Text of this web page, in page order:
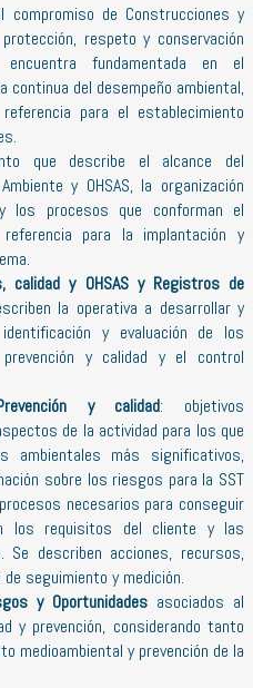
compromiso de Construcciones y
respeto y conservación
fundamentada en el
continua del desempeño ambiental,
para el establecimiento
que describe el alcance del
y OHSAS, la organización
los procesos que conforman el
para la implantación y
calidad y OHSAS y Registros de
la operativa a desarrollar y
y evaluación de los
y calidad y el control
y calidad: objetivos
de la actividad para los que
ambientales más significativos,
sobre los riesgos para la SST
necesarios para conseguir
los requisitos del cliente y las
Se describen acciones, recursos,
seguimiento y medición.
y Oportunidades asociados al
y prevención, considerando tanto
medioambiental y prevención de la